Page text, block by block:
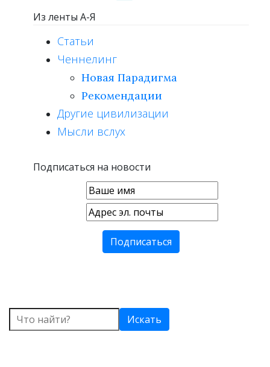
Из ленты А-Я
Статьи
Ченнелинг
Новая Парадигма
Рекомендации
Другие цивилизации
Мысли вслух
Подписаться на новости
Искать